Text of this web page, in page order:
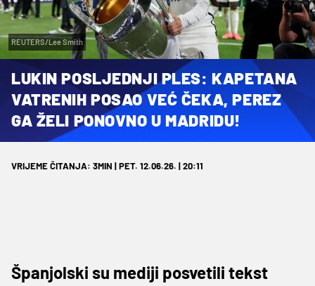
REUTERS/Lee Smith
LUKIN POSLJEDNJI PLES: KAPETANA
VATRENIH POSAO VEĆ ČEKA, PEREZ
GA ŽELI PONOVNO U MADRIDU!
VRIJEME ČITANJA: 3MIN | PET. 12.06.26. | 20:11
Španjolski su mediji posvetili tekst